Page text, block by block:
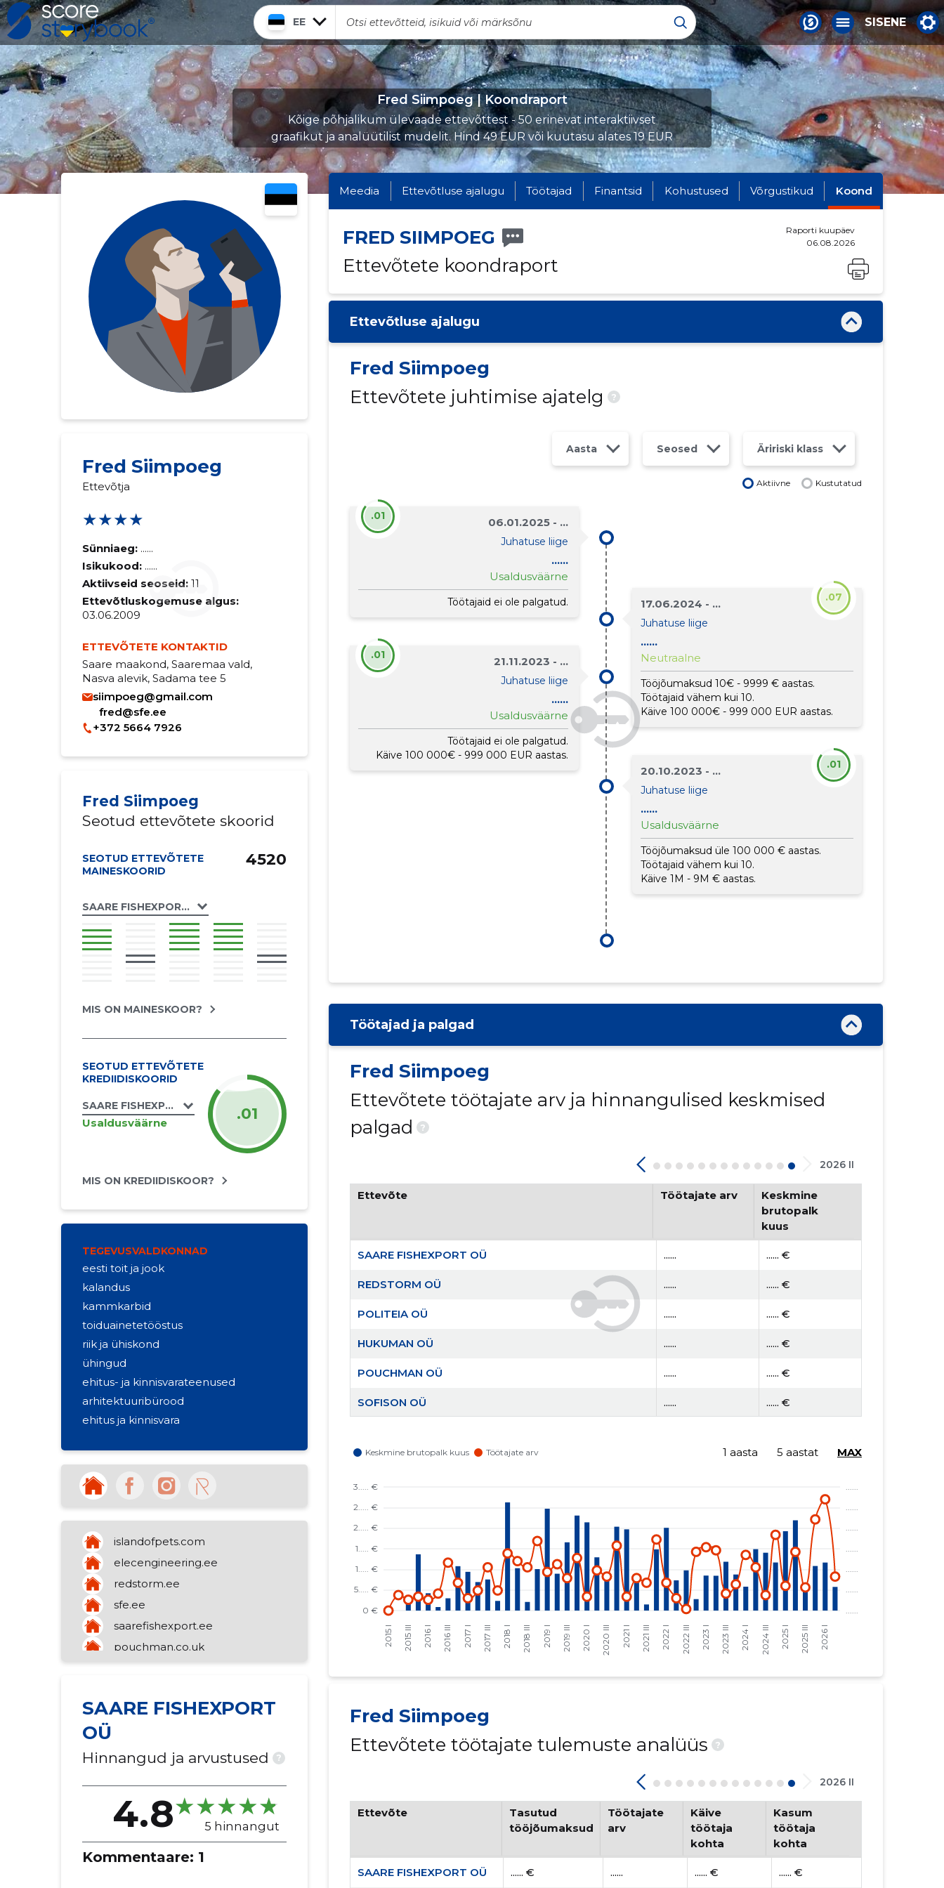
EE SISENE
Fred Siimpoeg | Koondraport
Kõige põhjalikum ülevaade ettevõttest - 50 erinevat interaktiivset
graafikut ja analüütilist mudelit. Hind 49 EUR või kuutasu alates 19 EUR
Fred Siimpoeg
Ettevõtja
★★★★
Sünniaeg: ......
Isikukood: ......
Aktiivseid seoseid: 11
Ettevõtluskogemuse algus:
03.06.2009
ETTEVÕTETE KONTAKTID
Saare maakond, Saaremaa vald,
Nasva alevik, Sadama tee 5
siimpoeg@gmail.com
fred@sfe.ee
+372 5664 7926
Fred Siimpoeg
Seotud ettevõtete skoorid
SEOTUD ETTEVÕTETE
MAINESKOORID
SAARE FISHEXPORT OÜ
4520
MIS ON MAINESKOOR?
SEOTUD ETTEVÕTETE
KREDIIDISKOORID
SAARE FISHEXPORT OÜ
Usaldusväärne .01
MIS ON KREDIIDISKOOR?
TEGEVUSVALDKONNAD
eesti toit ja jook
kalandus
kammkarbid
toiduainetetööstus
riik ja ühiskond
ühingud
ehitus- ja kinnisvarateenused
arhitektuuribürood
ehitus ja kinnisvara
teede- ja sillaehitus
arvutialased konsultatsioonid
muu jaemüük
ärinõustamine
mitmesuguste kaupade
hulgikaubandus
investeerimisfondide tegevus
muude ettevõtjate
organisatsioonide tegevus
kala hulgimüük
kinnisvara rentimine
islandofpets.com
elecengineering.ee
redstorm.ee
sfe.ee
saarefishexport.ee
pouchman.co.uk
SAARE FISHEXPORT
OÜ
Hinnangud ja arvustused ?
4.8 5 hinnangut
Kommentaare: 1
Meedia Ettevõtluse ajalugu Töötajad Finantsid Kohustused Võrgustikud Koond
FRED SIIMPOEG
Ettevõtete koondraport
Raporti kuupäev
06.08.2026
Ettevõtluse ajalugu
Fred Siimpoeg
Ettevõtete juhtimise ajatelg
?
Aasta Seosed Äririski klass
Aktiivne Kustutatud
06.01.2025 - ...
Juhatuse liige
......
Usaldusväärne
Töötajaid ei ole palgatud.
.01
17.06.2024 - ...
Juhatuse liige
......
Neutraalne
Tööjõumaksud 10€ - 9999 € aastas.
Töötajaid vähem kui 10.
Käive 100 000€ - 999 000 EUR aastas.
.07
21.11.2023 - ...
Juhatuse liige
......
Usaldusväärne
Töötajaid ei ole palgatud.
Käive 100 000€ - 999 000 EUR aastas.
.01
20.10.2023 - ...
Juhatuse liige
......
Usaldusväärne
Tööjõumaksud üle 100 000 € aastas.
Töötajaid vähem kui 10.
Käive 1M - 9M € aastas.
.01
Töötajad ja palgad
Fred Siimpoeg
Ettevõtete töötajate arv ja hinnangulised keskmised
palgad
?
2026 II
Ettevõte Töötajate arv
Keskmine
brutopalk
kuus
SAARE FISHEXPORT OÜ ...... ...... €
REDSTORM OÜ ...... ...... €
POLITEIA OÜ ...... ...... €
HUKUMAN OÜ ...... ...... €
POUCHMAN OÜ ...... ...... €
SOFISON OÜ ...... ...... €
META3 OÜ
MUDA OÜ
SAAREMAA ETTEVÕTJATE LIIT MTÜ ...... €
1 aasta 5 aastat MAX
Fred Siimpoeg
Ettevõtete töötajate tulemuste analüüs
?
2026 II
Ettevõte
Tasutud
tööjõumaksud
Töötajate
arv
Käive
töötaja
kohta
Kasum
töötaja
kohta
SAARE FISHEXPORT OÜ ...... € ...... ...... € ...... €